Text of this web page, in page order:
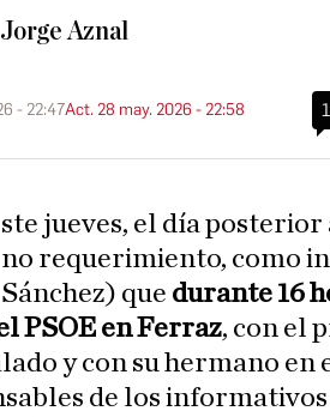
Jorge Aznal
- 22:47Act. 28 may. 2026 - 22:58
ste jueves, el día
no requerimiento, como
Sánchez) que durante 16
PSOE en Ferraz, con el
y con su hermano en
de los